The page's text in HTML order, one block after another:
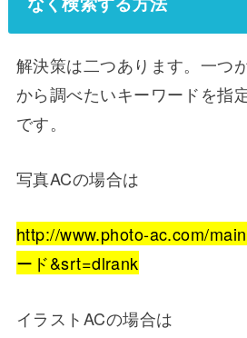
解決策は二つあります。一つ
から調べたいキーワードを指
です。
写真ACの場合は
http://www.photo-ac.com/
ード&srt=dlrank
イラストACの場合は